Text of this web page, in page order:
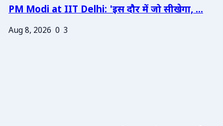
PM Modi at IIT Delhi: 'इस दौर में जो सीखेगा, ...
Aug 8, 2026 0 3